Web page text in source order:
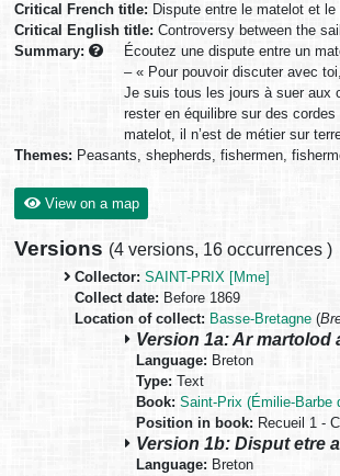
Critical French title: Dispute entre le matelot et le
Critical English title: Controversy between the
Summary:
Écoutez une dispute entre un
– « Pour pouvoir discuter avec
Je suis tous les jours à suer aux
rester en équilibre sur des
matelot, il n’est de métier sur
Themes: Peasants, shepherds, fishermen,
View on a map
Versions (4 versions, 16 occurrences )
Collector: SAINT-PRIX [Mme]
Collect date: Before 1869
Location of collect: Basse-Bretagne (
Version 1a: Ar martolod
Language: Breton
Type:Text
Book: Saint-Prix (Émilie-Barbe
Position in book: Recueil 1 -
Version 1b: Disput etre
Language: Breton